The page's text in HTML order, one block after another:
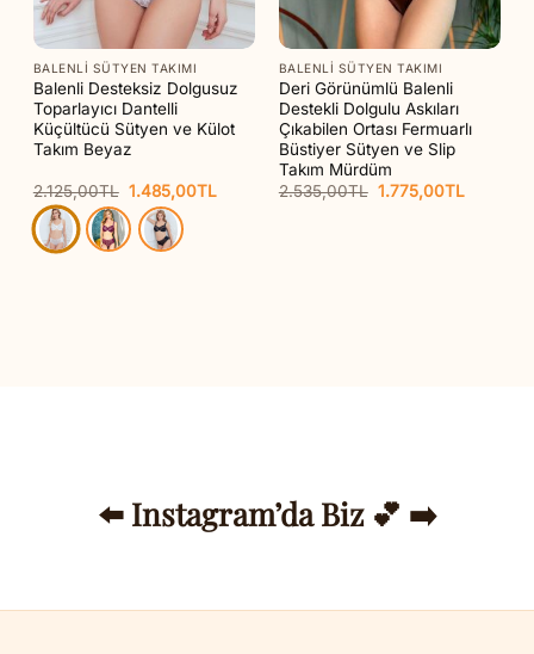
BALENLI SÜTYEN TAKIMI
Balenli Desteksiz Dolgusuz
Toparlayıcı Dantelli
Küçültücü Sütyen ve Külot
Takım Beyaz
2.125,00TL Orijinal
fiyat:
2.125,00TL.
1.485,00TLŞu
BALENLI SÜTYEN TAKIMI
Deri Görünümlü Balenli
Destekli Dolgulu Askıları
Çıkabilen Ortası Fermuarlı
Büstiyer Sütyen ve Slip
Takım Mürdüm
2.535,00TL Orijinal
1.775,00TLŞu
⬅️ Instagram’da Biz 💕 ➡️